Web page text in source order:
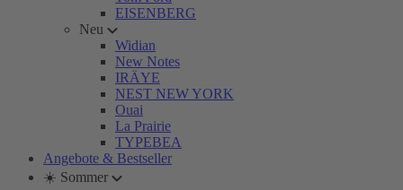
EISENBERG
Neu
Widian
New Notes
IRÄYE
NEST NEW YORK
Ouai
La Prairie
TYPEBEA
Angebote & Bestseller
☀️ Sommer